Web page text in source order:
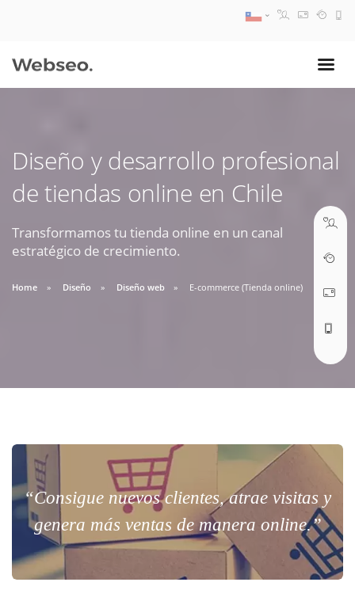
Diseño y desarrollo profesional
de tiendas online en Chile
Transformamos tu tienda online en un canal
estratégico de crecimiento.
Home Diseño Diseño web E-commerce (Tienda online)
“Consigue nuevos clientes, atrae visitas y
genera más ventas de manera online.”
09:30 AM A 18:30 PM
soporte@webseo.cl